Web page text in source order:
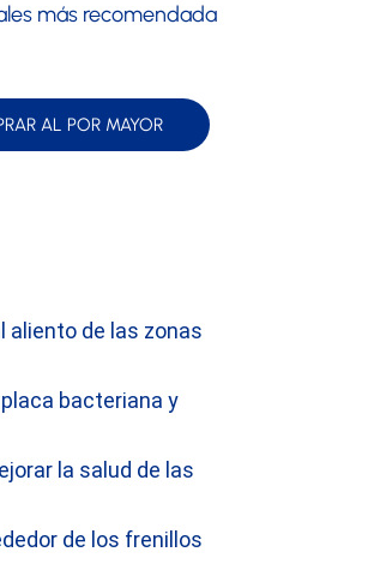
más recomendada
AL POR MAYOR
aliento de las zonas
bacteriana y
la salud de las
de los frenillos